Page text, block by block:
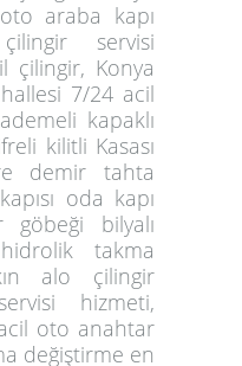
araba kapı
servisi
çilingir, Konya
7/24 acil
kapaklı
kilitli Kasası
demir tahta
oda kapı
bilyalı
takma
alo çilingir
hizmeti,
oto anahtar
değiştirme en